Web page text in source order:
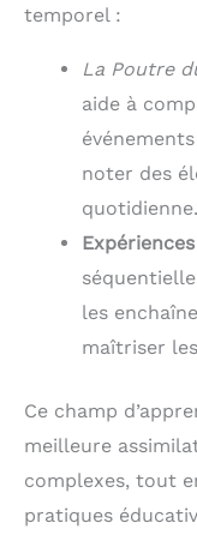
temporel :
La Poutre
aide à
noter des
quotidienne.
les
maîtriser
Ce champ
meilleure
complexes, tout
pratiques